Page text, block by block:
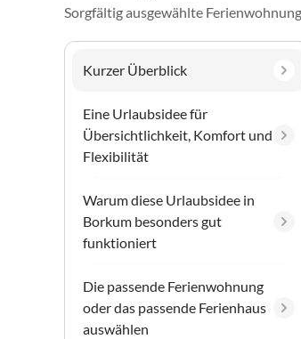
Sorgfältig ausgewählte
Kurzer Überblick
Eine Urlaubsidee für
Übersichtlichkeit, Komfort und
Flexibilität
Warum diese Urlaubsidee in
Borkum besonders gut
funktioniert
Die passende Ferienwohnung
oder das passende Ferienhaus
auswählen